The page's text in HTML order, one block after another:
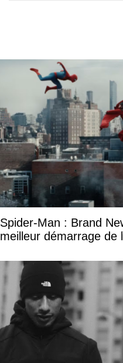
Spider-Man : Brand
meilleur démarrage de